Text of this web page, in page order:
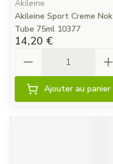
Akileine
Akileine Sport Creme Nok
Tube 75ml 10377
14,20 €
Ajouter au panier